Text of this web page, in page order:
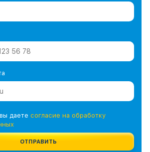
даете согласие на обработку
ОТПРАВИТЬ